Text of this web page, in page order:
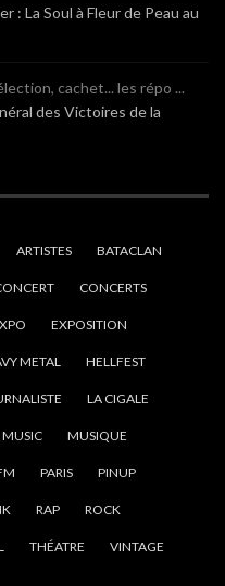
: La Soul à Fleur de Peau au
cachet... les répo ...
des Victoires de la
ARTISTES BATACLAN
CONCERTS
EXPOSITION
METAL HELLFEST
LA CIGALE
MUSIC MUSIQUE
PARIS PINUP
RAP ROCK
THÉATRE VINTAGE